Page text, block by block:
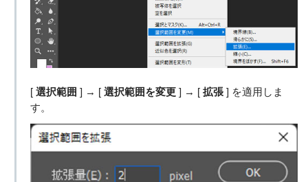
[ 選択範囲 ] → [ 選択範囲を変更] → [ 拡張] を適用しま
す。